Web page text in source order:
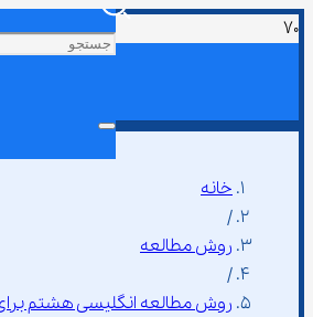
خانه
/
روش مطالعه
/
روش مطالعه انگلیسی هشتم